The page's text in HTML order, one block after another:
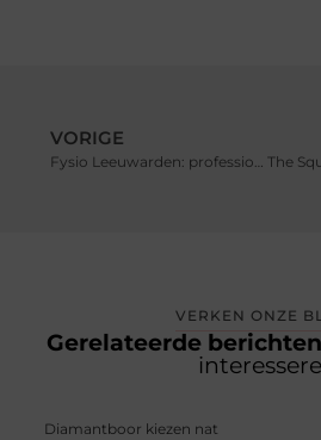
VORIGE
Fysio Leeuwarden: professionele zorg voor jouw lichaam
VERKEN ONZE
Gerelateerde berichten
Diamantboor kiezen nat